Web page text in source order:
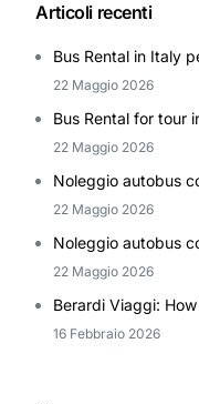
Articoli recenti
Bus Rental in Italy
22 Maggio 2026
Bus Rental for tour
22 Maggio 2026
Noleggio autobus
22 Maggio 2026
Noleggio autobus
22 Maggio 2026
Berardi Viaggi:
16 Febbraio 2026